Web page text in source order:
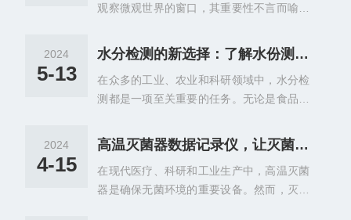
原理，能够实现对纸张水分含量的快速、准
解干燥法，通过测量纸张中水分的电导率或
含量。相比传统的烘箱干燥法，现代纸张水
份计具有测量速度快、操作简便、精度高等
观察微观世界的窗口，其重要性不言而喻。
不断进步，其中明治显微镜以其优的性能和
全面的升级，成为了生物研究领域中的重要
工具。明治显微镜，以其光学设计和先进的
制造技术，在生物研究领域中赢得了广泛的
精度、多功能显微镜，明治显微镜的每一次
跃。在细胞研究方面，明治显微镜提供了清
晰度和分辨率。通过其高倍镜的精细调节，
2024
5-13
水分检测的新选择：了解水份测定仪的特点与优势
在众多的工业、农业和科研领域中，水分检
测都是一项至关重要的任务。无论是食品、
析，水分的含量都扮演着*的角色。随着科技
的不断进步，水份测定仪作为一种高效、精
准的水分检测工具，逐渐受到人们的青睐。
本文将带您了解水份测定仪的特点与优势。
2024
4-15
高温灭菌器数据记录仪，让灭菌效果有据可查
在现代医疗、科研和工业生产中，高温灭菌
器是确保无菌环境的重要设备。然而，灭菌